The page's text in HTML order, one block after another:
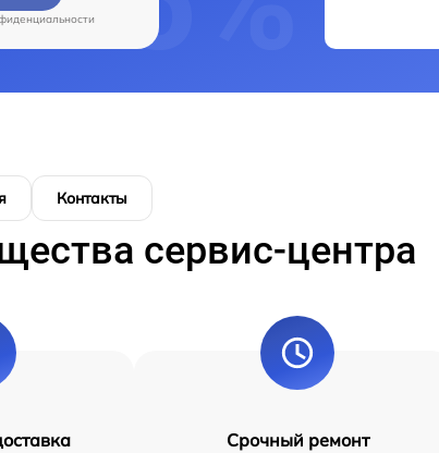
Контакты
сервис-центра
Срочный ремонт